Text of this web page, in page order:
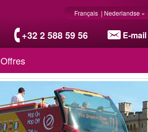
+32 2 588 59 56 E-mail
Français | Nederlandse »
Offres